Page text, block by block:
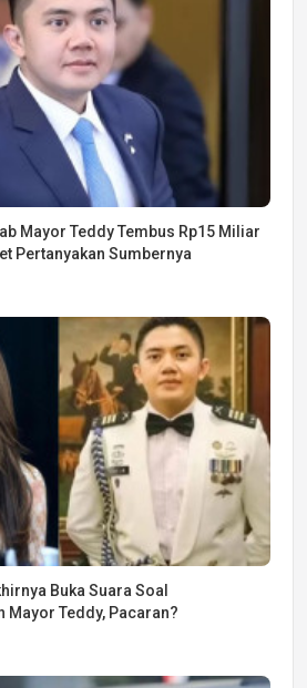
Mayor Teddy Tembus Rp15 Miliar
Pertanyakan Sumbernya
Buka Suara Soal
Mayor Teddy, Pacaran?